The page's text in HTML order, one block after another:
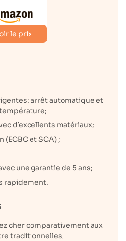
le prix
arrêt automatique et
d’excellents matériaux;
et SCA) ;
une garantie de 5 ans;
rapidement.
cher comparativement aux
traditionnelles;